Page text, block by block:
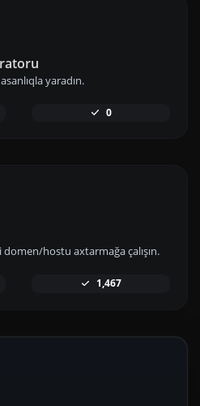
yaradın.
0
hostu axtarmağa çalışın.
1,467